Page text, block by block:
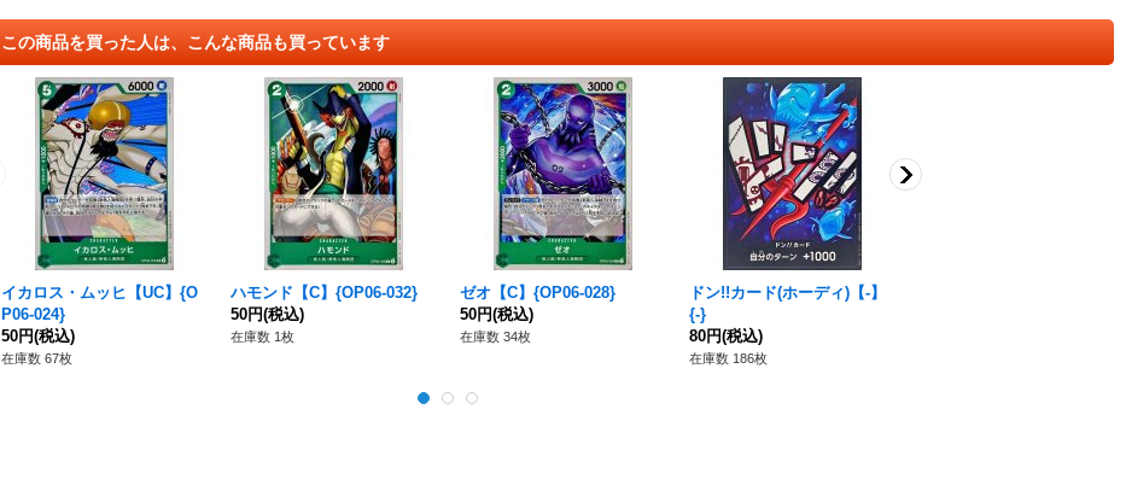
この商品を買った人は、こんな商品も買っています
イカロス・ムッヒ【UC】{O
P06-024}
50円(税込)
在庫数 67枚
ハモンド【C】{OP06-032}
50円(税込)
在庫数 1枚
ゼオ【C】{OP06-028}
50円(税込)
在庫数 34枚
ドン!!カード(ホーディ)【-】
{-}
80円(税込)
在庫数 186枚